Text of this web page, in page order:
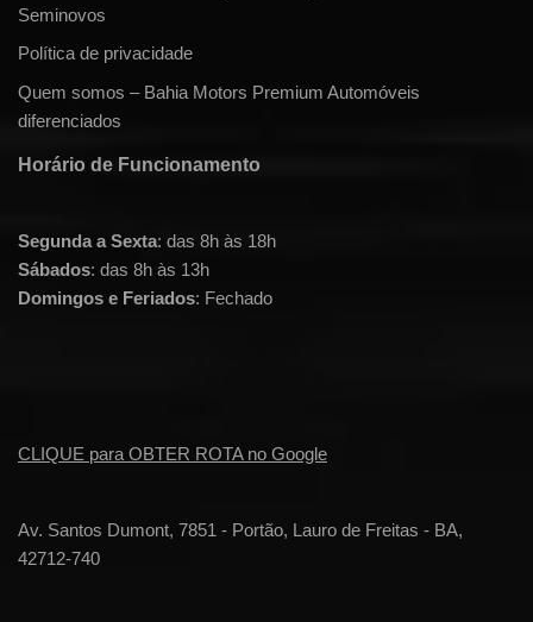
Seminovos
Política de privacidade
Quem somos – Bahia Motors Premium Automóveis
diferenciados
Horário de Funcionamento
Segunda a Sexta: das 8h às 18h
Sábados: das 8h às 13h
Domingos e Feriados: Fechado
CLIQUE para OBTER ROTA no Google
Av. Santos Dumont, 7851 - Portão, Lauro de Freitas - BA,
42712-740